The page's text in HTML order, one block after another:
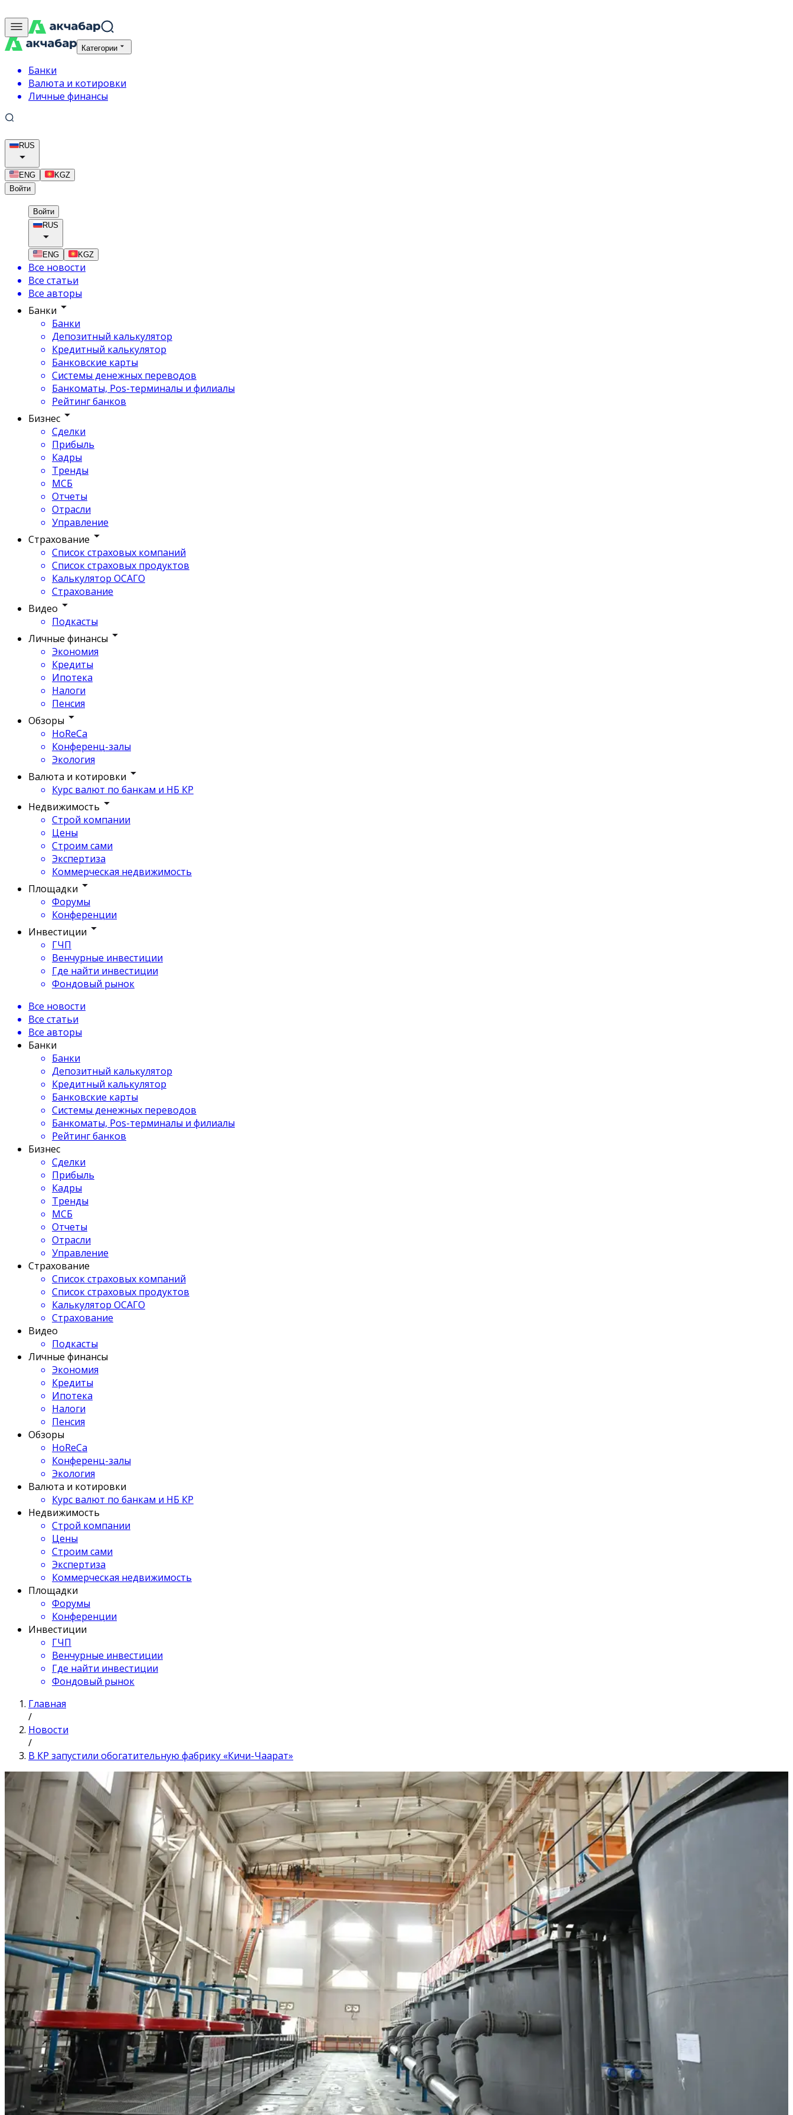
Категории
Банки
Валюта и котировки
Личные финансы
RUS
ENG
KGZ
Войти
Войти
RUS
ENG KGZ
Все новости
Все статьи
Все авторы
Банки
Банки
Депозитный калькулятор
Кредитный калькулятор
Банковские карты
Системы денежных переводов
Банкоматы, Pos-терминалы и филиалы
Рейтинг банков
Бизнес
Сделки
Прибыль
Кадры
Тренды
МСБ
Отчеты
Отрасли
Управление
Страхование
Список страховых компаний
Список страховых продуктов
Калькулятор ОСАГО
Страхование
Видео
Подкасты
Личные финансы
Экономия
Кредиты
Ипотека
Налоги
Пенсия
Обзоры
HoReCa
Конференц-залы
Экология
Валюта и котировки
Курс валют по банкам и НБ КР
Недвижимость
Строй компании
Цены
Строим сами
Экспертиза
Коммерческая недвижимость
Площадки
Форумы
Конференции
Инвестиции
ГЧП
Венчурные инвестиции
Где найти инвестиции
Фондовый рынок
Все новости
Все статьи
Все авторы
Банки
Банки
Депозитный калькулятор
Кредитный калькулятор
Банковские карты
Системы денежных переводов
Банкоматы, Pos-терминалы и филиалы
Рейтинг банков
Бизнес
Сделки
Прибыль
Кадры
Тренды
МСБ
Отчеты
Отрасли
Управление
Страхование
Список страховых компаний
Список страховых продуктов
Калькулятор ОСАГО
Страхование
Видео
Подкасты
Личные финансы
Экономия
Кредиты
Ипотека
Налоги
Пенсия
Обзоры
HoReCa
Конференц-залы
Экология
Валюта и котировки
Курс валют по банкам и НБ КР
Недвижимость
Строй компании
Цены
Строим сами
Экспертиза
Коммерческая недвижимость
Площадки
Форумы
Конференции
Инвестиции
ГЧП
Венчурные инвестиции
Где найти инвестиции
Фондовый рынок
Главная
/
Новости
/
В КР запустили обогатительную фабрику «Кичи-Чаарат»